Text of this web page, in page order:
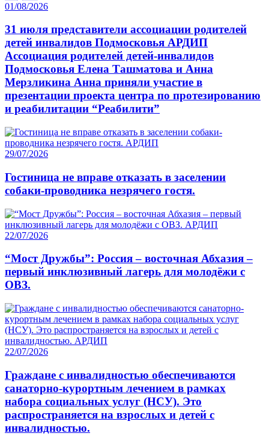
01/08/2026
31 июля представители ассоциации родителей
детей инвалидов Подмосковья АРДИП
Ассоциация родителей детей-инвалидов
Подмосковья Елена Ташматова и Анна
Мерзликина Анна приняли участие в
презентации проекта центра по протезированию
и реабилитации “Реабилити”
29/07/2026
Гостиница не вправе отказать в заселении
собаки-проводника незрячего гостя.
22/07/2026
“Мост Дружбы”: Россия – восточная Абхазия –
первый инклюзивный лагерь для молодёжи с
ОВЗ.
22/07/2026
Граждане с инвалидностью обеспечиваются
санаторно-курортным лечением в рамках
набора социальных услуг (НСУ). Это
распространяется на взрослых и детей с
инвалидностью.